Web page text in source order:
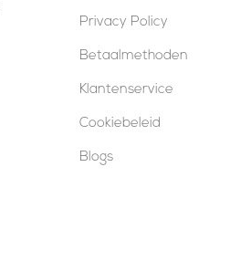
Privacy Policy
Betaalmethoden
Klantenservice
Cookiebeleid
Blogs